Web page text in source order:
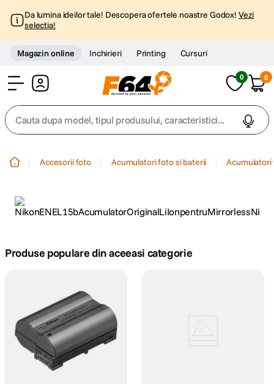
Da lumina ideilor tale! Descopera ofertele noastre Godox! Vezi
selectia!
Magazin online Inchirieri Printing Cursuri
0 0
Cauta dupa model, tipul produsului, caracteristici...
2. trepied
lavaliera
6. canon sx740 hs
. card memorie
Accesorii foto Acumulatori foto si baterii
Produse populare din aceeasi categorie